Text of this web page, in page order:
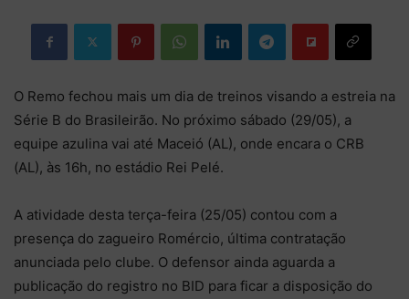
O Remo fechou mais um dia de treinos visando a estreia na
Série B do Brasileirão. No próximo sábado (29/05), a
equipe azulina vai até Maceió (AL), onde encara o CRB
(AL), às 16h, no estádio Rei Pelé.
A atividade desta terça-feira (25/05) contou com a
presença do zagueiro Romércio, última contratação
anunciada pelo clube. O defensor ainda aguarda a
publicação do registro no BID para ficar a disposição do